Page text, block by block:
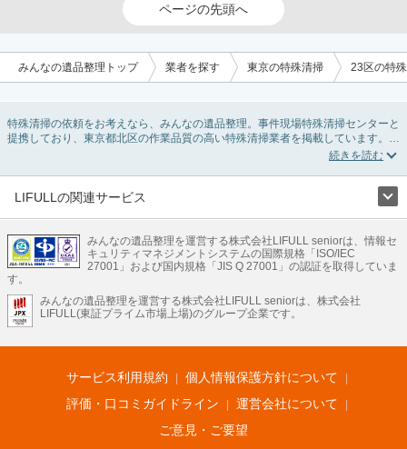
ページの先頭へ
みんなの遺品整理トップ 業者を探す 東京の特殊清掃 23区の特
特殊清掃の依頼をお考えなら、みんなの遺品整理。事件現場特殊清掃センターと
提携しており、東京都北区の作業品質の高い特殊清掃業者を掲載しています。孤
独死・孤立死に伴う不用品の処分・回収・引き取りから、事件・事故・自殺現場
よる原状回復・オゾン脱臭機による腐敗臭などの臭いの脱臭・消臭サービスなど
のご担当者様でも相談できます。
LIFULLの関連サービス
不動産・住宅
引越し 老人ホーム 地方創生
ママの就労支援
不動産クラウドファンディング 遺品整理 老後の暮らし情報
LIFULL HOME'Sのサービス
不動産・住宅
不動産査定 マンション専門売却査定 不動産投資 アドバイザー
不動産アーカイブ
空き家バンク 家賃相場 不動産会社
不動産用語集 住まいのお役立ち情報
LIFULL HOME'S PRESS
不動産転職
みんなの遺品整理を運営する株式会社LIFULL seniorは、情報セ
キュリティマネジメントシステムの国際規格「ISO/IEC
27001」および国内規格「JIS Q 27001」の認証を取得していま
す。
みんなの遺品整理を運営する株式会社LIFULL seniorは、株式会社
LIFULL(東証プライム市場上場)のグループ企業です。
サービス利用規約
個人情報保護方針について
評価・口コミガイドライン
運営会社について
ご意見・ご要望